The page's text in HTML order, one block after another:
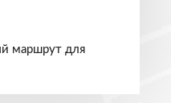
маршрут для